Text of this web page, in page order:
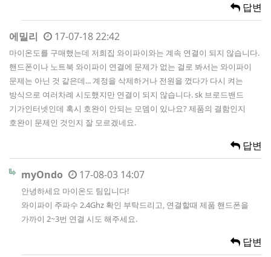
답변
에밀리 17-07-18 22:42
마이온도를 구매했는데 저희집 와이파이와는 계속 연결이 되지 않습니다.
핸드폰이나 노트북 와이파이 연결에 문제가 없는 걸로 봐서는 와이파이
문제는 아닌 것 같은데... 계정을 삭제하거나 전원을 껐다가 다시 켜는
방식으로 여러차례 시도했지만 연결이 되지 않습니다. sk 브로드밴드
기가인터넷인데 혹시 호완이 안되는 모뎀이 있나요? 제품의 결함인지
호완이 문제인 것인지 잘 모르겠네요.
답변
myOndo 17-08-03 14:07
안녕하세요 마이온도 팀입니다!
와이파이 주파수 2.4Ghz 확인 부탁드리고, 연결할때 제품 핸드폰을
가까이 2~3번 연결 시도 해주세요.
답변